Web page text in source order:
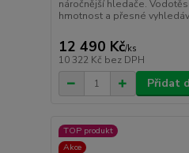
náročnější hledače.
hmotnost a přesné
12 490 Kč/ks
10 322 Kč bez DPH
Přidat
TOP produkt
Akce